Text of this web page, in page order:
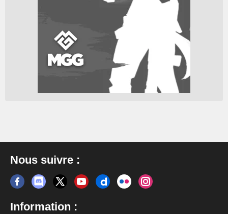
Nous suivre :
Information :